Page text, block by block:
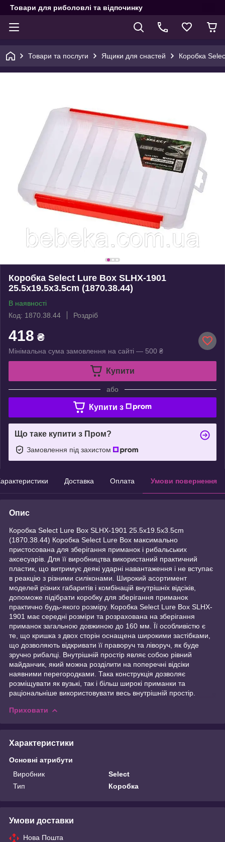
Товари для риболовлі та відпочинку
Товари та послуги Ящики для снастей Коробка
Коробка Select Lure Box SLHX-1901
25.5х19.5х3.5cm (1870.38.44)
В наявності
Код: 1870.38.44
Роздріб
418 ₴
Мінімальна сума замовлення на сайті — 500 ₴
Купити
або
Купити з
Що таке купити з Пром?
Замовлення під захистом
Доставка Оплата Умови повернення
Опис
Коробка Select Lure Box SLHX-1901 25.5х19.5х3.5cm
(1870.38.44) Коробка Select Lure Box максимально
пристосована для зберігання приманок і рибальських
аксесуарів. Для її виробництва використаний практичний
пластик, що витримує деякі ударні навантаження і не вступає
в реакцію з різними силіконами. Широкий асортимент
моделей різних габаритів і комбінацій внутрішніх відсіків,
допоможе підібрати коробку для зберігання приманок
практично будь-якого розміру. Коробка Select Lure Box SLHX-
1901 має середні розміри та розрахована на зберігання
приманок загальною довжиною до 160 мм. Її особливістю є
те, що кришка з двох сторін оснащена широкими застібками,
що дозволяють відкривати її праворуч та ліворуч, як буде
зручно рибалці. Внутрішній простір являє собою рівний
майданчик, який можна розділити на поперечні відсіки
наявними перегородками. Така конструкція дозволяє
розміщувати як вузькі, так і більш широкі приманки та
раціональніше використовувати весь внутрішній простір.
Приховати
Характеристики
Основні атрибути
Виробник
Select
Тип
Коробка
Умови доставки
Нова Пошта